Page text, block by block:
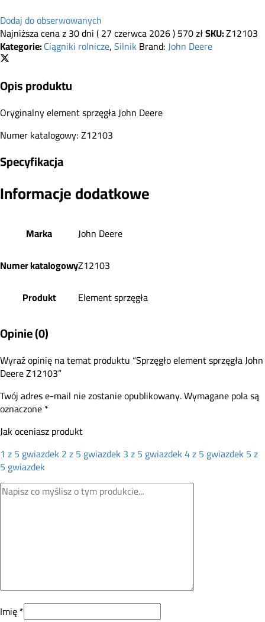
Dodaj do obserwowanych
Najniższa cena z 30 dni (27 czerwca 2026)570złSKU:Z12103
Kategorie:Ciągniki rolnicze,SilnikBrand:John Deere
Opis produktu
Oryginalny element sprzęgła John Deere
Numer katalogowy: Z12103
Specyfikacja
Informacje dodatkowe
Marka
John Deere
Numer katalogowyZ12103
Produkt
Element sprzęgła
Opinie (0)
Wyraź opinię na temat produktu “Sprzęgło element sprzęgła John
Deere Z12103”
Twój adres e-mail nie zostanie opublikowany.Wymagane pola są
oznaczone*
Jak oceniasz produkt
1 z 5 gwiazdek2 z 5 gwiazdek3 z 5 gwiazdek4 z 5 gwiazdek5 z
5 gwiazdek
Imię*